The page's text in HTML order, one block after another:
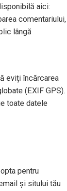
aici:
comentariului,
lângă
eviți încărcarea
(EXIF GPS).
toate datele
pentru
și sitului tău